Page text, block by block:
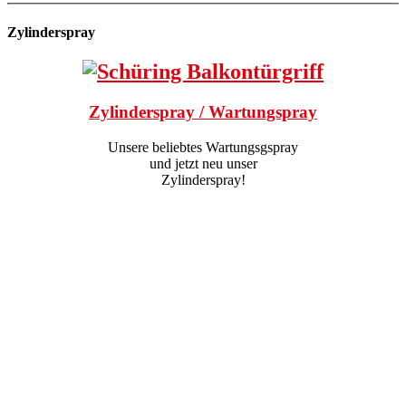
Zylinderspray
Zylinderspray / Wartungspray
Unsere beliebtes Wartungsgspray
und jetzt neu unser
Zylinderspray!